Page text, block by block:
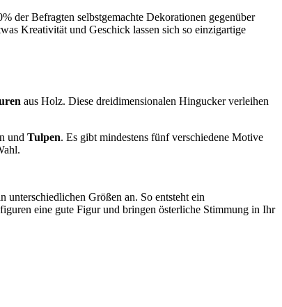
der Befragten selbstgemachte Dekorationen gegenüber
Kreativität und Geschick lassen sich so einzigartige
aus Holz. Diese dreidimensionalen Hingucker verleihen
und Tulpen. Es gibt mindestens fünf verschiedene Motive
Größen an. So entsteht ein
eine gute Figur und bringen österliche Stimmung in Ihr